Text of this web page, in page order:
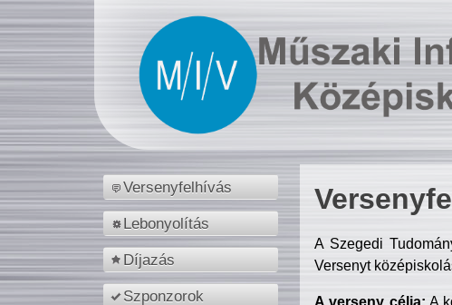
Versenyfelhívás
Lebonyolítás
Díjazás
Szponzorok
A Szegedi
Versenyt